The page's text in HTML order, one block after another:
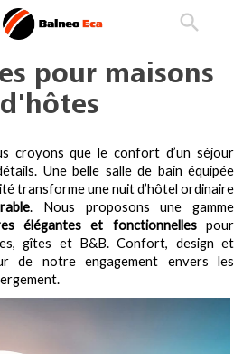
search
pour maisons
d'hôtes
croyons que le confort d’un séjour
Une belle salle de bain équipée
transforme une nuit d’hôtel ordinaire
. Nous proposons une gamme
élégantes et fonctionnelles pour
gîtes et B&B. Confort, design et
de notre engagement envers les